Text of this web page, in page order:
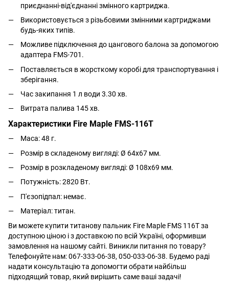
приєднанні-від'єднанні змінного картриджа.
Використовується з різьбовими змінними картриджами
будь-яких типів.
Можливе підключення до цангового балона за допомогою
адаптера FMS-701.
Поставляється в жорсткому коробі для транспортування і
зберігання.
Час закипання 1 л води 3.30 хв.
Витрата палива 145 хв.
Характеристики Fire Maple FMS-116T
Маса: 48 г.
Розмір в складеному вигляді: Ø 64x67 мм.
Розмір в розкладеному вигляді: Ø 108x69 мм.
Потужність: 2820 Вт.
П'єзопідпал: немає.
Матеріал: титан.
Ви можете купити титанову пальник Fire Maple FMS 116T за
доступною ціною і з доставкою по всій Україні, оформивши
замовлення на нашому сайті. Виникли питання по товару?
Телефонуйте нам: 067-333-06-38, 050-033-06-38. Будемо раді
надати консультацію та допомогти обрати найбільш
підходящий товар, який вирішить саме ваші задачі!